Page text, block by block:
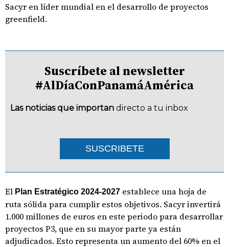
Sacyr en líder mundial en el desarrollo de proyectos
greenfield.
Suscríbete al newsletter
#AlDíaConPanamáAmérica
Las noticias que importan directo a tu inbox
SUSCRIBETE
El Plan Estratégico 2024-2027 establece una hoja de
ruta sólida para cumplir estos objetivos. Sacyr invertirá
1.000 millones de euros en este periodo para desarrollar
proyectos P3, que en su mayor parte ya están
adjudicados. Esto representa un aumento del 60% en el